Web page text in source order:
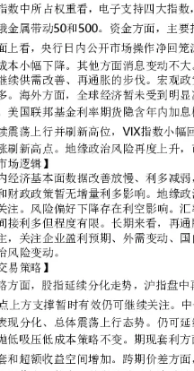
方面，股指延续分化走势，沪指
种表现分化、总体震荡上行态
弹，反套和超额收益空间增加
机会。跨品种方面，IH、IF对IC
卖出虚值看涨，构建备兑策略
2872；中证500指数压力
:沪深